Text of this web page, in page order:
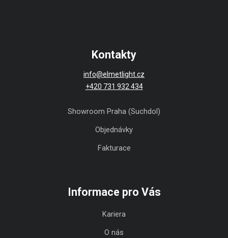
Kontakty
info@elmetlight.cz
+420 731 932 434
Showroom Praha (Suchdol)
Objednávky
Fakturace
Informace pro Vás
Kariera
O nás